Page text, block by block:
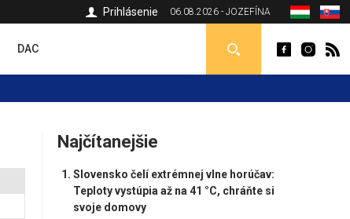
06.08.2026 - JOZEFÍNA
Prihlásenie
DAC
Najčítanejšie
Slovensko čelí extrémnej vlne horúčav:
Teploty vystúpia až na 41 °C, chráňte si
svoje domovy